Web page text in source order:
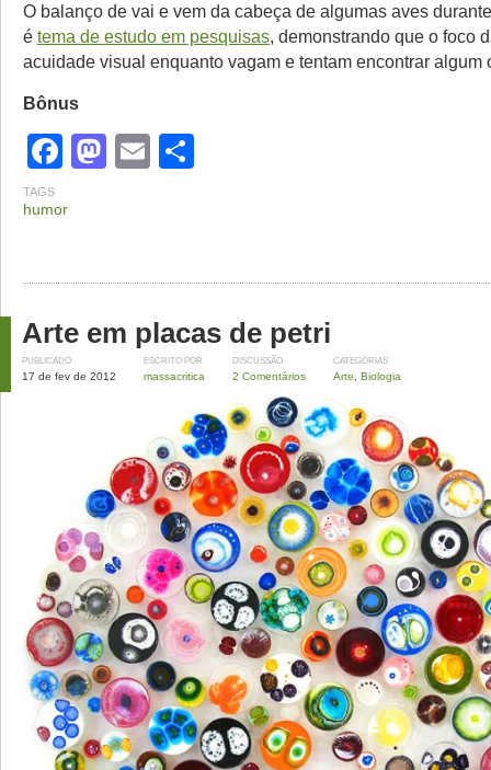
O balanço de vai e vem da cabeça de algumas aves
é tema de estudo em pesquisas, demonstrando que o foco
acuidade visual enquanto vagam e tentam encontrar algum
Bônus
Facebook
Mastodon
Email
TAGS
humor
Arte em placas de petri
PUBLICADO
17 de fev de 2012
ESCRITO POR
massacritica
DISCUSSÃO
2 Comentários
CATEGORIAS
Arte Biologia